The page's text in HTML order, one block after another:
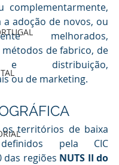
complementarmente,
adoção de novos, ou
melhorados,
de fabrico, de
e distribuição,
ou de marketing.
os territórios de baixa
pela CIC
das regiões NUTS II do